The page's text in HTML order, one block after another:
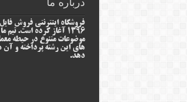
درباره ما
فروشگاه اینترنتی فروش
1396 آغاز کرده است.
موضوعات متنوع در حیطه
های این رشته پرداخته و آن
دهد.